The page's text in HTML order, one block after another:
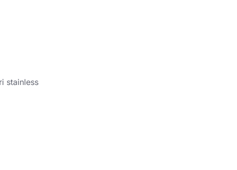
stainless